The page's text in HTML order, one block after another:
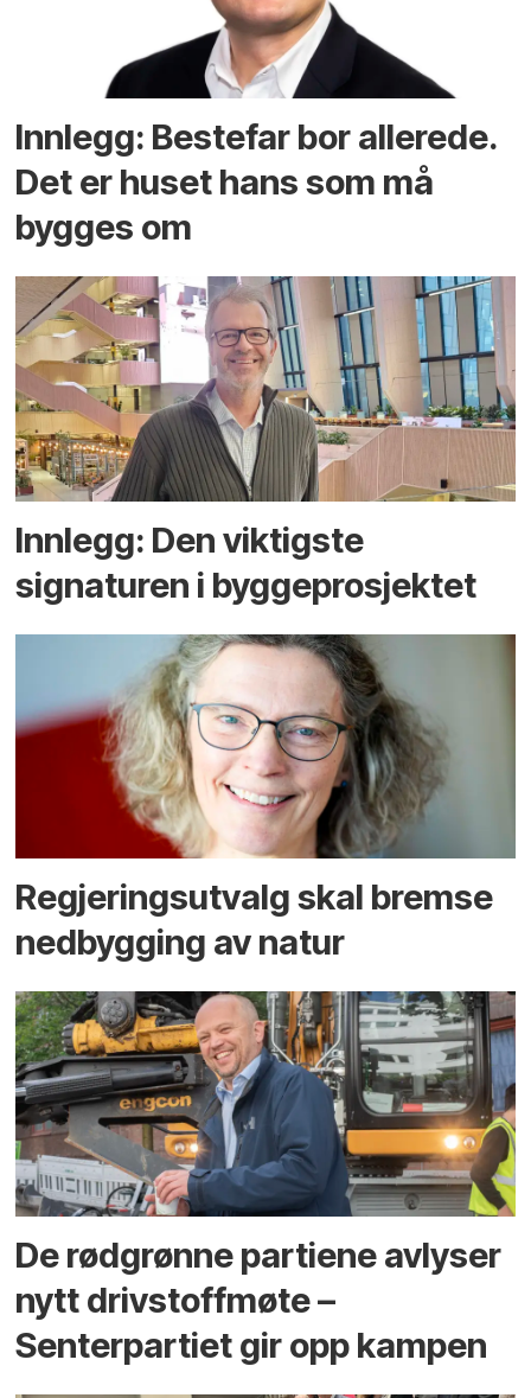
Innlegg: Bestefar bor allerede.
Det er huset hans som må
bygges om
Innlegg: Den viktigste
signaturen i bygge­­prosjektet
Regjerings­utvalg skal bremse
ned­bygging av natur
De rødgrønne partiene avlyser
nytt drivstoffmøte –
Senterpartiet gir opp kampen